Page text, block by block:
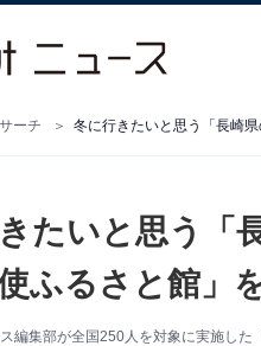
ーチ
たいと思う「
使ふるさと館」
編集部が全国250人を対象に実施し